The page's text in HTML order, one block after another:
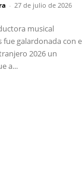
- 27 de julio de 2026
musical
fue galardonada con
2026 un
a...